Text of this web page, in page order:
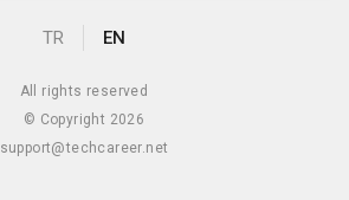
TR EN
All rights reserved
© Copyright 2026
support@techcareer.net